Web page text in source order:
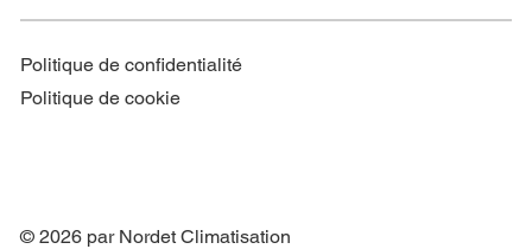
Politique de confidentialité
Politique de cookie
© 2026 par Nordet Climatisation